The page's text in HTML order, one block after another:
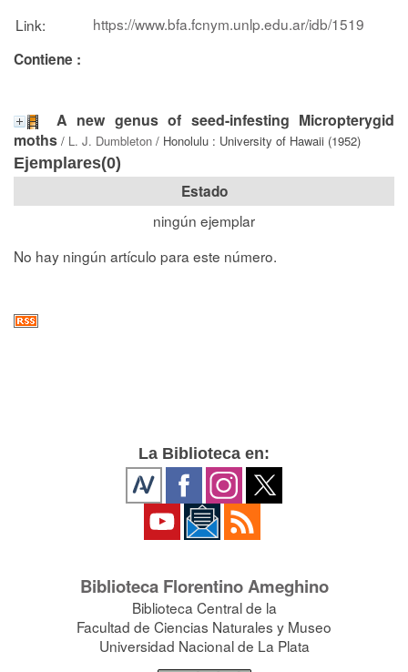
Link:
https://www.bfa.fcnym.unlp.edu.ar/idb/1519
Contiene :
A new genus of seed-infesting Micropterygid
moths / L. J. Dumbleton / Honolulu : University of Hawaii (1952)
Ejemplares(0)
Estado
ningún ejemplar
No hay ningún artículo para este número.
La Biblioteca en:
Biblioteca Florentino Ameghino
Biblioteca Central de la
Facultad de Ciencias Naturales y Museo
Universidad Nacional de La Plata